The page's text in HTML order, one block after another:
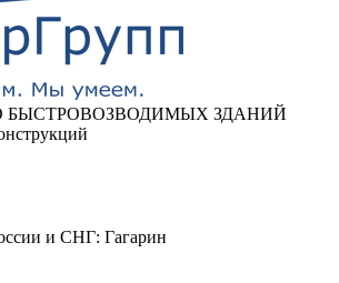
БЫСТРОВОЗВОДИМЫХ ЗДАНИЙ
и СНГ: Гагарин